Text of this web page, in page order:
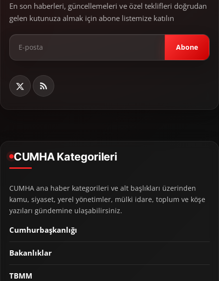
En son haberleri, güncellemeleri ve özel teklifleri doğrudan
gelen kutunuza almak için abone listemize katılın
Abone
CUMHA Kategorileri
CUMHA ana haber kategorileri ve alt başlıkları üzerinden
kamu, siyaset, yerel yönetimler, mülki idare, toplum ve köşe
yazıları gündemine ulaşabilirsiniz.
Cumhurbaşkanlığı
Bakanlıklar
TBMM